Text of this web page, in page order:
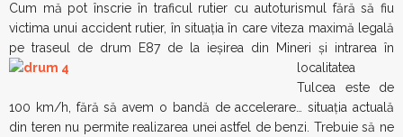
Cum mă pot înscrie în traficul rutier cu autoturismul fără să fiu
victima unui accident rutier, în situația în care viteza maximă legală
pe traseul de drum E87 de la ieșirea din
Mineri și intrarea în
localitatea
Tulcea este de
100 km/h, fără să avem o bandă de accelerare… situația actuală
din teren nu permite realizarea unei astfel de benzi. Trebuie să ne